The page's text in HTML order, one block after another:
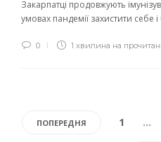
Закарпатці продовжують
умовах пандемії захистити себе
0 1 хвилина на
ПОПЕРЕДНЯ 1 …